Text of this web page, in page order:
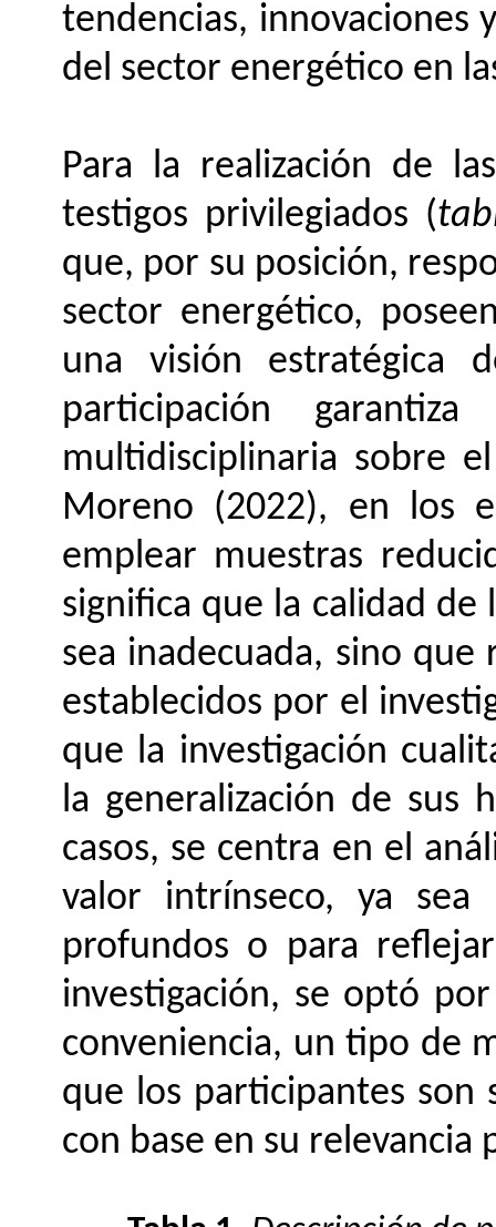
tendencias, innovaciones
del sector energético en
Para la realización de
testigos privilegiados (
que, por su posición,
sector energético,
una visión estratégica
participación
multidisciplinaria sobre
Moreno (2022), en los
emplear muestras
significa que la calidad
sea inadecuada, sino
establecidos por el
que la investigación
la generalización de sus
casos, se centra en el
valor intrínseco, ya sea
profundos o para
investigación, se optó
conveniencia, un tipo de
que los participantes son
con base en su relevancia